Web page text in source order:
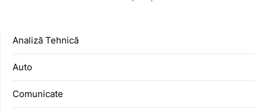
Analiză Tehnică
Auto
Comunicate